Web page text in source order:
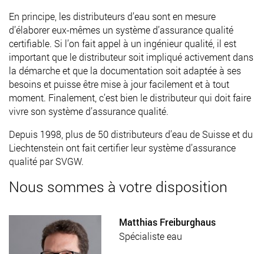
En principe, les distributeurs d’eau sont en mesure
d’élaborer eux-mêmes un système d’assurance qualité
certifiable. Si l’on fait appel à un ingénieur qualité, il est
important que le distributeur soit impliqué activement dans
la démarche et que la documentation soit adaptée à ses
besoins et puisse être mise à jour facilement et à tout
moment. Finalement, c’est bien le distributeur qui doit faire
vivre son système d’assurance qualité.
Depuis 1998, plus de 50 distributeurs d’eau de Suisse et du
Liechtenstein ont fait certifier leur système d’assurance
qualité par SVGW.
Nous sommes à votre disposition
Matthias Freiburghaus
Spécialiste eau